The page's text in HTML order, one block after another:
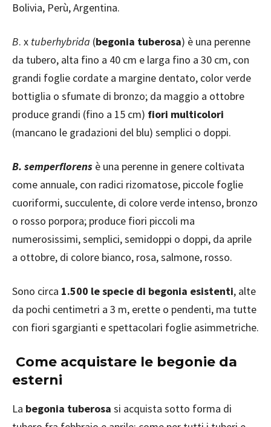
Bolivia, Perù, Argentina.
B. x tuberhybrida (begonia tuberosa) è una perenne
da tubero, alta fino a 40 cm e larga fino a 30 cm, con
grandi foglie cordate a margine dentato, color verde
bottiglia o sfumate di bronzo; da maggio a ottobre
produce grandi (fino a 15 cm) fiori multicolori
(mancano le gradazioni del blu) semplici o doppi.
B. semperflorens è una perenne in genere coltivata
come annuale, con radici rizomatose, piccole foglie
cuoriformi, succulente, di colore verde intenso, bronzo
o rosso porpora; produce fiori piccoli ma
numerosissimi, semplici, semidoppi o doppi, da aprile
a ottobre, di colore bianco, rosa, salmone, rosso.
Sono circa 1.500 le specie di begonia esistenti, alte
da pochi centimetri a 3 m, erette o pendenti, ma tutte
con fiori sgargianti e spettacolari foglie asimmetriche.
Come acquistare le begonie da
esterni
La begonia tuberosa si acquista sotto forma di